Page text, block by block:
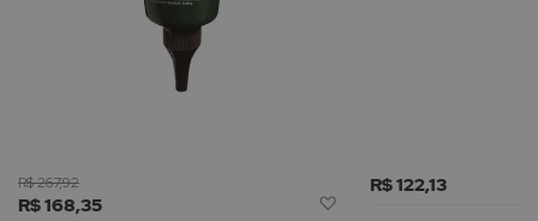
R$ 168,35
R$ 267,92 R$ 122,13